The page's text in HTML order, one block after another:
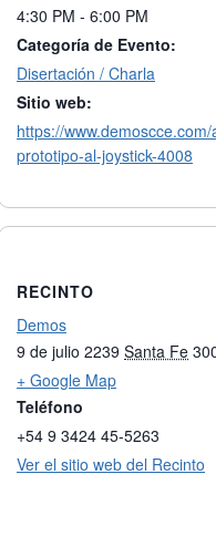
4:30 PM - 6:00 PM
Categoría de Evento:
Disertación / Charla
Sitio web:
https://
prototipo-al-joystick-4008
RECINTO
Demos
9 de julio 2239 Santa Fe
+ Google Map
Teléfono
+54 9 3424 45-5263
Ver el sitio web del Recinto